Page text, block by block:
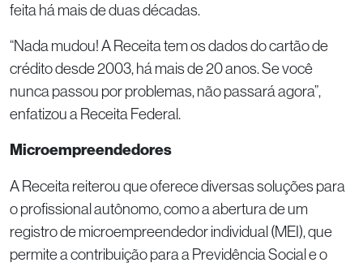
feita há mais de duas décadas.
“Nada mudou! A Receita tem os dados do cartão de
crédito desde 2003, há mais de 20 anos. Se você
nunca passou por problemas, não passará agora”,
enfatizou a Receita Federal.
Microempreendedores
A Receita reiterou que oferece diversas soluções para
o profissional autônomo, como a abertura de um
registro de microempreendedor individual (MEI), que
permite a contribuição para a Previdência Social e o